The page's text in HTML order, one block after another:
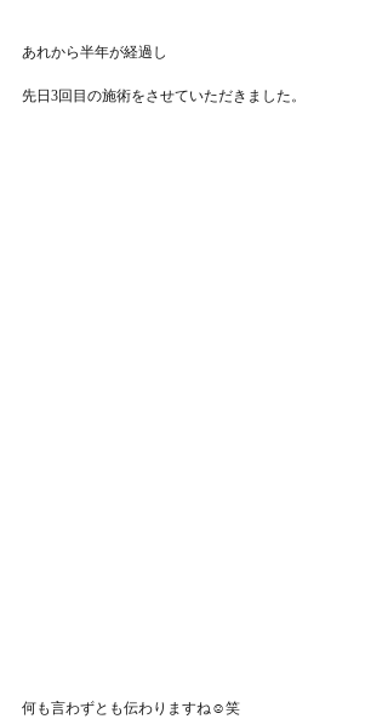
あれから半年が経過し
先日3回目の施術をさせていただきました。
何も言わずとも伝わりますね☺️笑